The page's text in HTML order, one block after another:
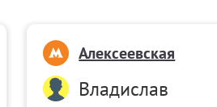
Алексеевская
Владислав